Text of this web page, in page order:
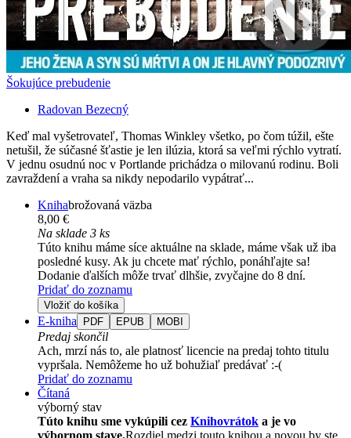
Šokujúce prebudenie
Radovan Bezecný
Keď mal vyšetrovateľ, Thomas Winkley všetko, po čom túžil, ešte
netušil, že súčasné šťastie je len ilúzia, ktorá sa veľmi rýchlo vytratí.
V jednu osudnú noc v Portlande prichádza o milovanú rodinu. Boli
zavraždení a vraha sa nikdy nepodarilo vypátrať...
Knihabrožovaná väzba
8,00 €
Na sklade 3 ks
Túto knihu máme síce aktuálne na sklade, máme však už iba
posledné kusy. Ak ju chcete mať rýchlo, ponáhľajte sa!
Dodanie ďalších môže trvať dlhšie, zvyčajne do 8 dní.
Pridať do zoznamu
Vložiť do košíka
E-kniha PDF EPUB MOBI
Predaj skončil
Ach, mrzí nás to, ale platnosť licencie na predaj tohto titulu
vypršala. Nemôžeme ho už bohužiaľ predávať :-(
Pridať do zoznamu
Čítaná
výborný stav
Túto knihu sme vykúpili cez Knihovrátok a je vo